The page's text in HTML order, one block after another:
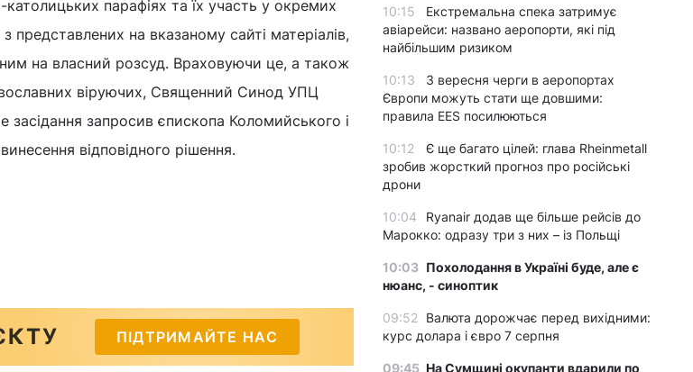
парафіях та їх участь у окремих
на вказаному сайті матеріалів,
на власний розсуд. Враховуючи це, а також
віруючих, Священний Синод УПЦ
засідання запросив єпископа Коломийського і
відповідного рішення.
ПІДТРИМАЙТЕ НАС
10:15
Екстремальна спека затримує
авіарейси: названо аеропорти, які під
найбільшим ризиком
10:13
З вересня черги в аеропортах
Європи можуть стати ще довшими:
правила EES посилюються
10:12
Є ще багато цілей: глава Rheinmetall
зробив жорсткий прогноз про російські
дрони
10:04
Ryanair додав ще більше рейсів до
Марокко: одразу три з них – із Польщі
10:03 Похолодання в Україні буде, але є
нюанс, - синоптик
09:52
Валюта дорожчає перед вихідними:
курс долара і євро 7 серпня
09:45 На Сумщині окупанти вдарили по